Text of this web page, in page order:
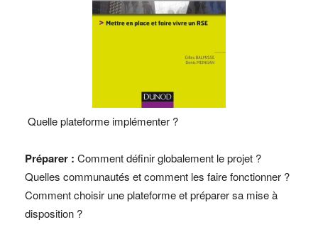
Quelle plateforme implémenter ?
Préparer : Comment définir globalement le projet ?
Quelles communautés et comment les faire fonctionner ?
Comment choisir une plateforme et préparer sa mise à
disposition ?